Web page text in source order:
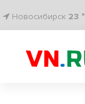
Новосибирск 23